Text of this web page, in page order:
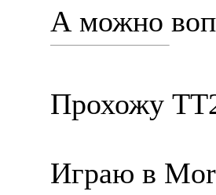
А можно
Прохожу
Играю в